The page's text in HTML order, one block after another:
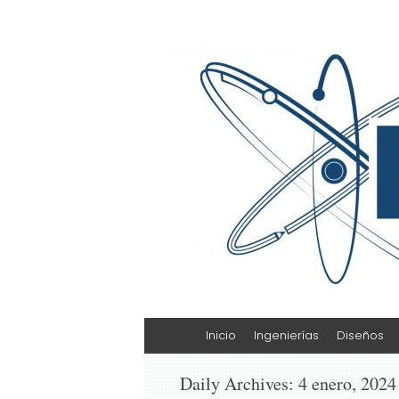
Escuela de
ESCAT
to
Inicio Ingenierías Diseños
Daily Archives: 4 enero, 2024